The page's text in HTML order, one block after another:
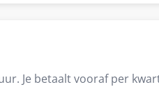
Je betaalt vooraf per